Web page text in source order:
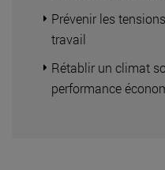
Prévenir les
travail
Rétablir un climat
performance